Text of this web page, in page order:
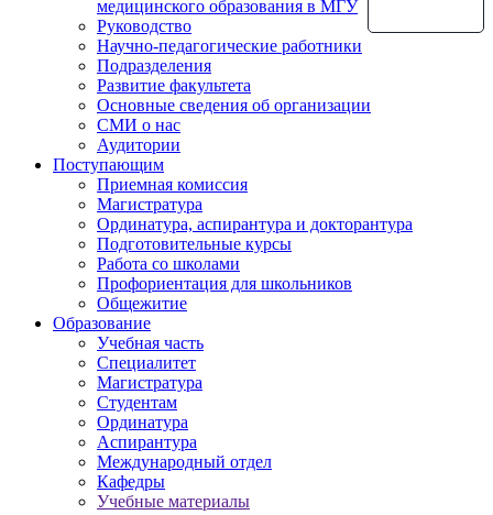
медицинского образования в МГУ
Руководство
Научно-педагогические работники
Подразделения
Развитие факультета
Основные сведения об организации
СМИ о нас
Аудитории
Поступающим
Приемная комиссия
Магистратура
Ординатура, аспирантура и докторантура
Подготовительные курсы
Работа со школами
Профориентация для школьников
Общежитие
Образование
Учебная часть
Специалитет
Магистратура
Студентам
Ординатура
Аспирантура
Международный отдел
Кафедры
Учебные материалы